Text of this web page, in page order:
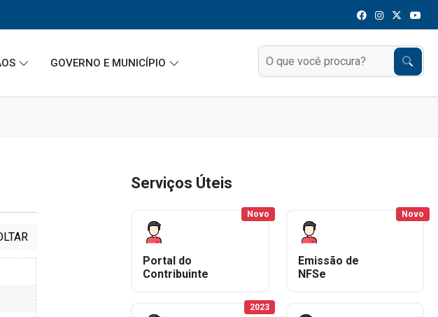
GOVERNO E MUNICÍPIO
Serviços Úteis
Portal do
Contribuinte
Novo
Emissão de
NFSe
Novo
2023